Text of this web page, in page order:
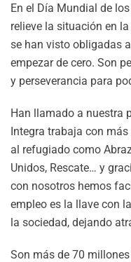
En el Día Mundial de
relieve la situación en
se han visto obligadas
empezar de cero. Son
y perseverancia para
Han llamado a nuestra
Integra trabaja con
al refugiado como
Unidos, Rescate… y
con nosotros hemos
empleo es la llave con
la sociedad, dejando
Son más de 70